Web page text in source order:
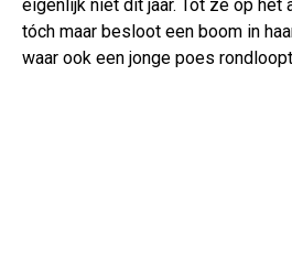
eigenlijk niet dit jaar. Tot ze op het
tóch maar besloot een boom in
waar ook een jonge poes